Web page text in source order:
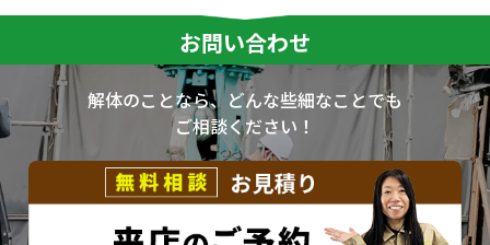
お問い合わせ
解体のことなら、どんな些細なことでも
ご相談ください！